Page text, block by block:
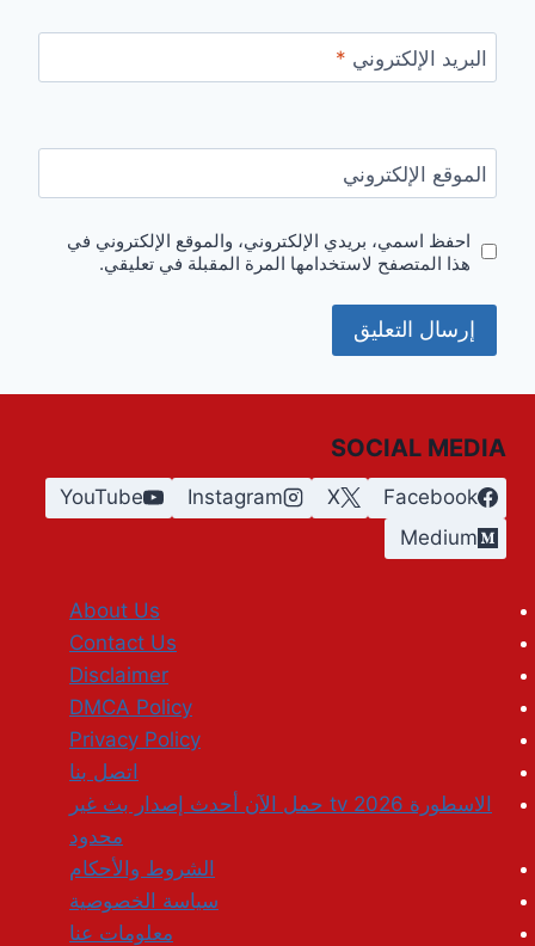
البريد الإلكتروني *
الموقع الإلكتروني
احفظ اسمي، بريدي الإلكتروني، والموقع الإلكتروني في
هذا المتصفح لاستخدامها المرة المقبلة في تعليقي.
SOCIAL MEDIA
Facebook
X
Instagram
YouTube
Medium
About Us
Contact Us
Disclaimer
DMCA Policy
Privacy Policy
اتصل بنا
الاسطورة tv 2026 حمل الآن أحدث إصدار بث غير
محدود
الشروط والأحكام
سياسة الخصوصية
معلومات عنا